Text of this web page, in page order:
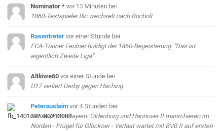
Nominator * vor 13 Minuten bei
1860-Testspieler Ilic wechselt nach Bocholt
Rasentreter vor einer Stunde bei
FCA-Trainer Feulner huldigt der 1860-Begeisterung: "Das ist
eigentlich Zweite Liga"
Altlöwe60 vor einer Stunde bei
U17 verliert Derby gegen Haching
Peterauslaim vor 4 Stunden bei
Jenseits von Bayern: Oldenburg und Hannover II marschieren im
Norden - Prügel für Glöckner - Verlaat wartet mit BVB II auf ersten